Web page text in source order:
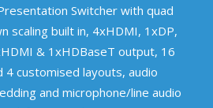
Switcher with quad
scaling built in, 4xHDMI, 1xDP,
& 1xHDBaseT output, 16
4 customised layouts, audio
and microphone/line audio